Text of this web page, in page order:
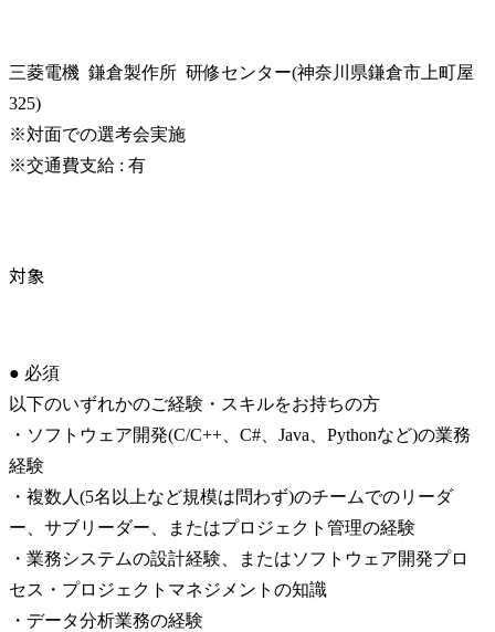
三菱電機  鎌倉製作所  研修センター(神奈川県鎌倉市上町屋
325)
※対面での選考会実施
※交通費支給 : 有
対象
● 必須
以下のいずれかのご経験・スキルをお持ちの方
・ソフトウェア開発(C/C++、C#、Java、Pythonなど)の業務
経験
・複数人(5名以上など規模は問わず)のチームでのリーダ
ー、サブリーダー、またはプロジェクト管理の経験
・業務システムの設計経験、またはソフトウェア開発プロ
セス・プロジェクトマネジメントの知識
・データ分析業務の経験